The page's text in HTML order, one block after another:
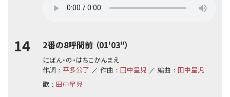
14 2番の8呼間前 （01'03"）
にばん・の・はちこかんまえ
作詞： 平多公了 ／ 作曲： 田中星児 ／ 編曲： 田中星児
歌 ： 田中星児